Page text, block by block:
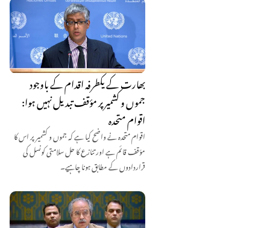
بھارت کے یکطرفہ اقدام کے باوجود
جموں و کشمیر پر مؤقف تبدیل نہیں ہوا:
اقوام متحدہ
اقوام متحدہ نے واضح کیا ہے کہ جموں و کشمیر پر اس کا
مؤقف قائم ہے اور تنازع کا حل سلامتی کونسل کی
قراردادوں کے مطابق ہونا چاہیے۔